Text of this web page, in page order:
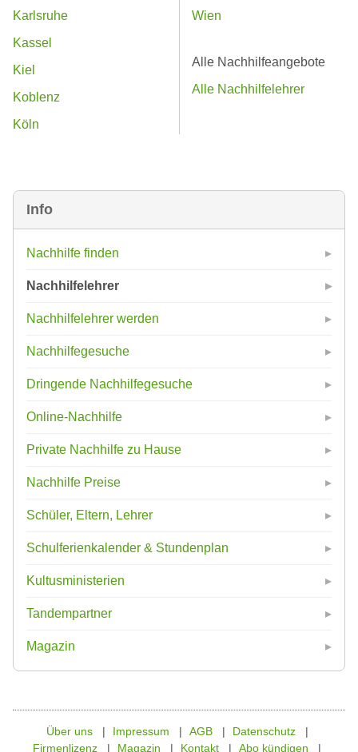
Info
Nachhilfe finden
Nachhilfelehrer
Nachhilfelehrer werden
Nachhilfegesuche
Dringende Nachhilfegesuche
Online-Nachhilfe
Private Nachhilfe zu Hause
Nachhilfe Preise
Schüler, Eltern, Lehrer
Schulferienkalender & Stundenplan
Kultusministerien
Tandempartner
Magazin
Karlsruhe
Kassel
Kiel
Koblenz
Köln
Wien
Alle Nachhilfeangebote
Alle Nachhilfelehrer
Über uns Impressum AGB
Datenschutz
Firmenlizenz
Magazin Kontakt Abo kündigen